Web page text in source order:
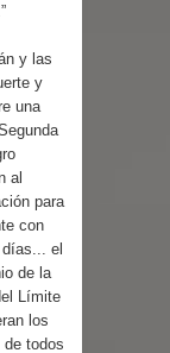
y las
y
una
al
para
con
el
de la
Límite
los
todos